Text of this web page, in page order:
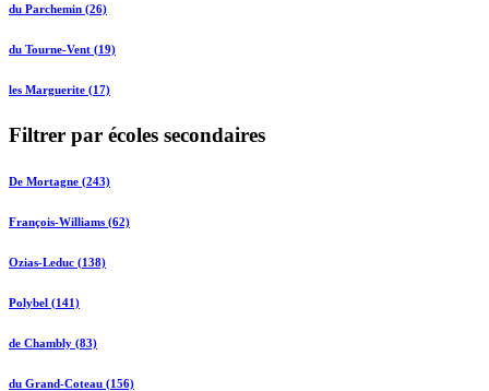
du Parchemin (26)
du Tourne-Vent (19)
les Marguerite (17)
Filtrer par écoles secondaires
De Mortagne (243)
François-Williams (62)
Ozias-Leduc (138)
Polybel (141)
de Chambly (83)
du Grand-Coteau (156)